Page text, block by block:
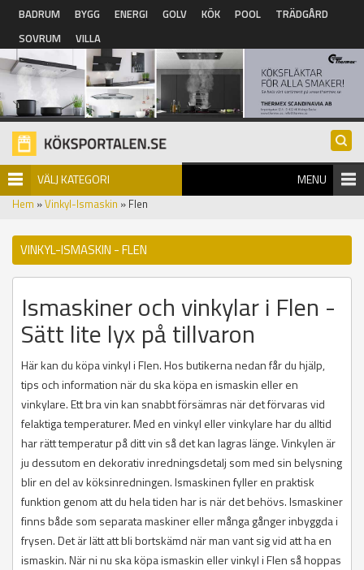
Hoppa till huvudinnehåll
BADRUM BYGG ENERGI GOLV KÖK POOL
TRÄDGÅRD
SOVRUM
VILLA
VÄLJ KATEGORI MENU
Hem »Vinkyl-Ismaskin » Flen
VINKYL-ISMASKIN - FLEN
Ismaskiner och vinkylar i Flen -
Sätt lite lyx på tillvaron
Här kan du köpa vinkyl i Flen. Hos butikerna nedan får du hjälp,
tips och information när du ska köpa en ismaskin eller en
vinkylare. Ett bra vin kan snabbt försämras när det förvaras vid
felaktiga temperaturer. Med en vinkyl eller vinkylare har du alltid
har rätt temperatur på ditt vin så det kan lagras länge. Vinkylen är
ju dessutom en dekorativ inredningsdetalj som med sin belysning
blir en del av köksinredningen. Ismaskinen fyller en praktisk
funktion genom att du hela tiden har is när det behövs. Ismaskiner
finns både som separata maskiner eller många gånger inbyggda i
frysen. Det är lätt att bli bortskämd när man vant sig vid att ha en
ismaskin. När ni nu ska köpa ismaskin eller vinkyl i Flen så hoppas